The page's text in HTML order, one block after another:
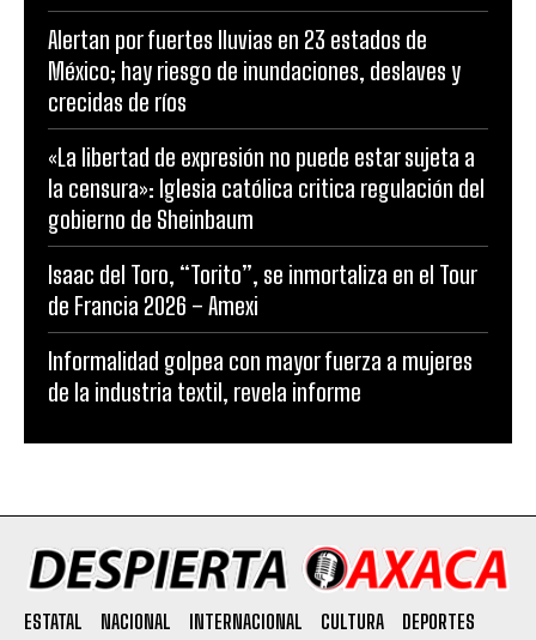
Alertan por fuertes lluvias en 23 estados de
México; hay riesgo de inundaciones, deslaves y
crecidas de ríos
«La libertad de expresión no puede estar sujeta a
la censura»: Iglesia católica critica regulación del
gobierno de Sheinbaum
Isaac del Toro, “Torito”, se inmortaliza en el Tour
de Francia 2026 – Amexi
Informalidad golpea con mayor fuerza a mujeres
de la industria textil, revela informe
ESTATAL NACIONAL INTERNACIONAL CULTURA DEPORTES